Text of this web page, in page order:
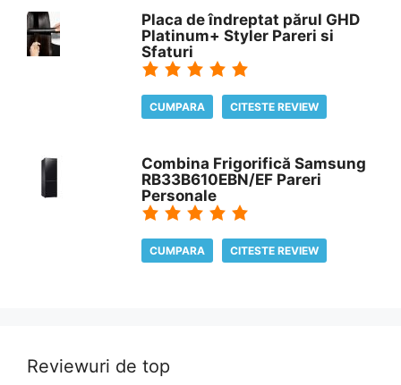
Placa de îndreptat părul GHD
Platinum+ Styler Pareri si
Sfaturi
CUMPARA CITESTE REVIEW
Combina Frigorifică Samsung
RB33B610EBN/EF Pareri
Personale
CUMPARA CITESTE REVIEW
Reviewuri de top